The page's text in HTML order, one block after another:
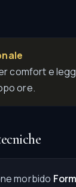
comfort e
ore.
morbido